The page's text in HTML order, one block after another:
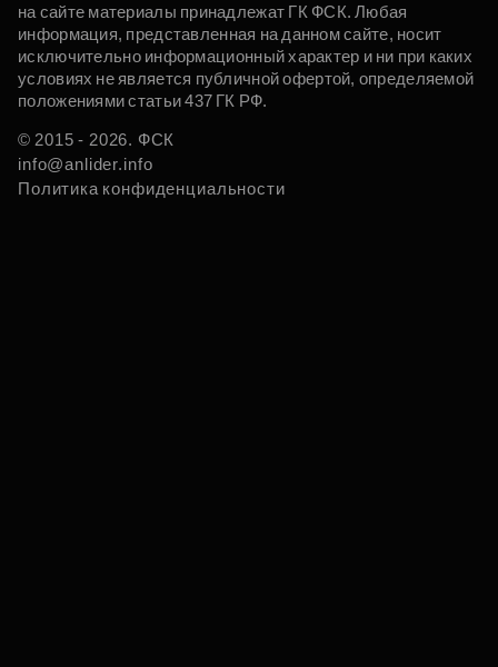
на сайте материалы принадлежат ГК ФСК. Любая
информация, представленная на данном сайте, носит
исключительно информационный характер и ни при каких
условиях не является публичной офертой, определяемой
положениями статьи 437 ГК РФ.
© 2015 - 2026. ФСК
info@anlider.info
Политика конфиденциальности